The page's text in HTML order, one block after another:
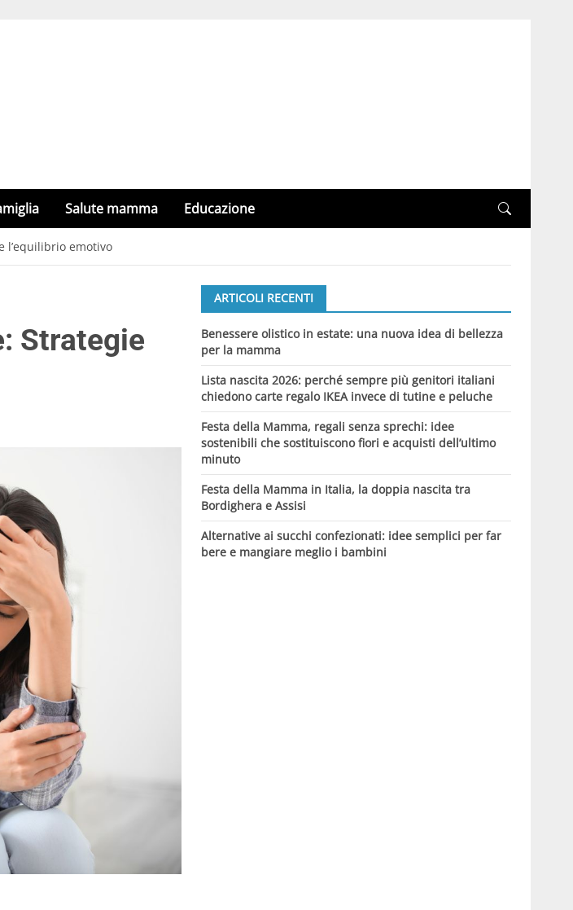
Salute mamma Educazione
l’equilibrio emotivo
Strategie
ARTICOLI RECENTI
Benessere olistico in estate: una nuova idea di bellezza
per la mamma
Lista nascita 2026: perché sempre più genitori italiani
chiedono carte regalo IKEA invece di tutine e peluche
Festa della Mamma, regali senza sprechi: idee
sostenibili che sostituiscono fiori e acquisti dell’ultimo
minuto
Festa della Mamma in Italia, la doppia nascita tra
Bordighera e Assisi
Alternative ai succhi confezionati: idee semplici per far
bere e mangiare meglio i bambini